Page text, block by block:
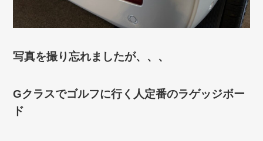
写真を撮り忘れましたが、、、
Gクラスでゴルフに行く人定番のラゲッジボー
ド